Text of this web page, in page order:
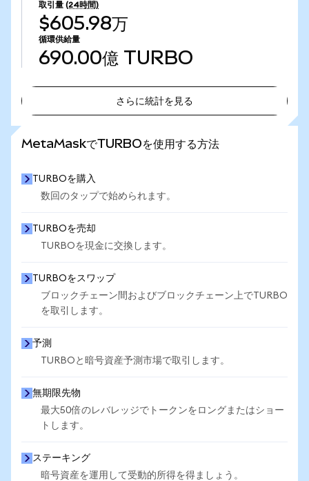
取引量 (24時間)
$605.98万
循環供給量
690.00億 TURBO
さらに統計を見る
MetaMaskでTURBOを使用する方法
TURBOを購入
数回のタップで始められます。
TURBOを売却
TURBOを現金に交換します。
TURBOをスワップ
ブロックチェーン間およびブロックチェーン上でTURBO
を取引します。
予測
TURBOと暗号資産予測市場で取引します。
無期限先物
最大50倍のレバレッジでトークンをロングまたはショー
トします。
ステーキング
暗号資産を運用して受動的所得を得ましょう。